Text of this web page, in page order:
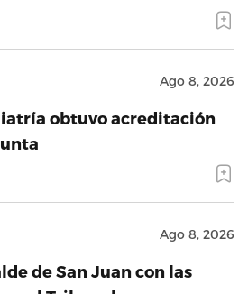
Ago 8, 2026
obtuvo acreditación
Ago 8, 2026
de San Juan con las